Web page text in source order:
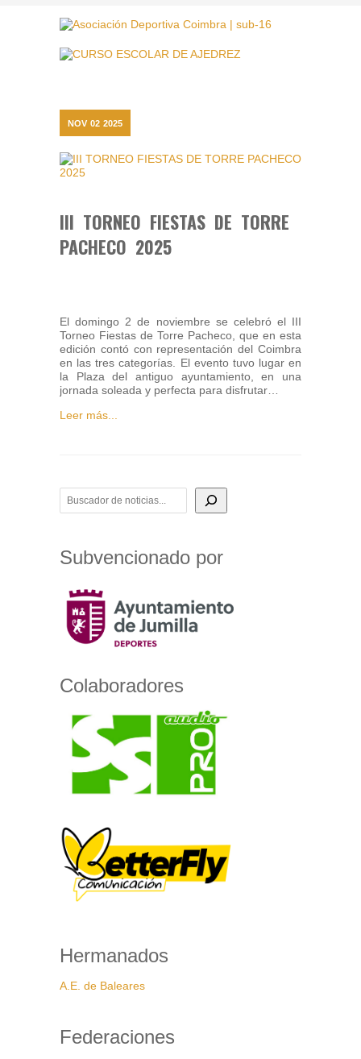
NOV 02 2025
III TORNEO FIESTAS DE TORRE
PACHECO 2025
El domingo 2 de noviembre se celebró el III
Torneo Fiestas de Torre Pacheco, que en esta
edición contó con representación del Coimbra
en las tres categorías. El evento tuvo lugar en
la Plaza del antiguo ayuntamiento, en una
jornada soleada y perfecta para disfrutar…
Leer más...
BUSCADOR DE NOTICIAS
Subvencionado por
Colaboradores
Hermanados
A.E. de Baleares
Federaciones